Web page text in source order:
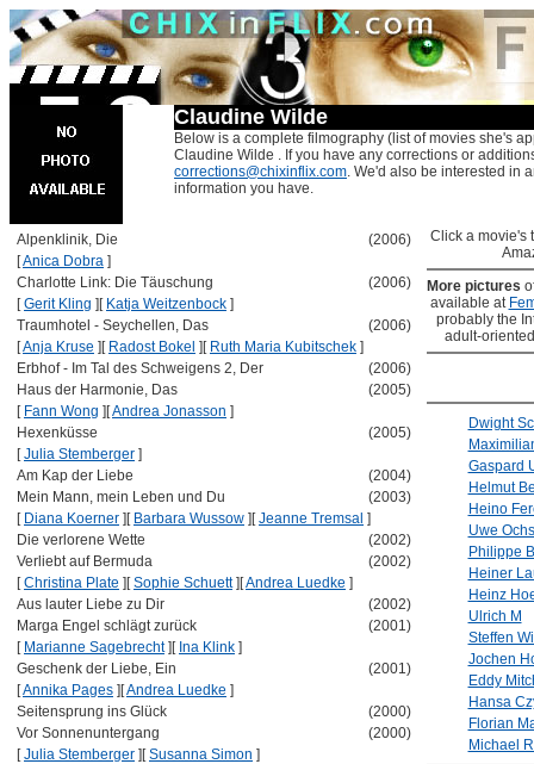
Claudine Wilde
Below is a complete filmography (list of movies she's
Claudine Wilde . If you have any corrections or
corrections@chixinflix.com. We'd also be interested in
information you have.
Alpenklinik, Die
(2006)
[Anica Dobra ]
Charlotte Link: Die Täuschung
(2006)
[Gerit Kling ] [ Katja Weitzenbock ]
Traumhotel - Seychellen, Das
(2006)
[Anja Kruse ] [ Radost Bokel ] [ Ruth Maria Kubitschek ]
Erbhof - Im Tal des Schweigens 2, Der
(2006)
Haus der Harmonie, Das
(2005)
[ Fann Wong ] [Andrea Jonasson ]
Hexenküsse
(2005)
[Julia Stemberger ]
Am Kap der Liebe
(2004)
Mein Mann, mein Leben und Du
(2003)
[ Diana Koerner ] [ Barbara Wussow ] [Jeanne Tremsal ]
Die verlorene Wette
(2002)
Verliebt auf Bermuda
(2002)
[Christina Plate ] [Sophie Schuett] [Andrea Luedke ]
Aus lauter Liebe zu Dir
(2002)
Marga Engel schlägt zurück
(2001)
[ Marianne Sagebrecht] [ Ina Klink ]
Geschenk der Liebe, Ein
(2001)
[Annika Pages ] [Andrea Luedke ]
Seitensprung ins Glück
(2000)
Vor Sonnenuntergang
(2000)
[Julia Stemberger ] [Susanna Simon ]
Click a movie's
More pictures
available at
probably the
adult-
Dwight
Gaspard
Helmut
Heino
Uwe
Philippe
Heiner
Heinz
Ulrich M
Steffen
Jochen
Eddy
Hansa
Florian
Michael